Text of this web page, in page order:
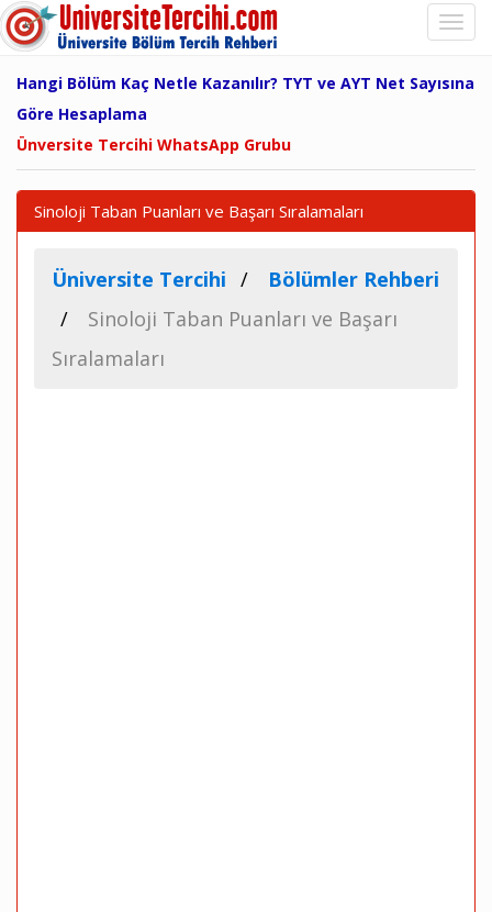
Hangi Bölüm Kaç Netle Kazanılır? TYT ve AYT Net Sayısına
Göre Hesaplama
Ünversite Tercihi WhatsApp Grubu
Sinoloji Taban Puanları ve Başarı Sıralamaları
Üniversite Tercihi
Bölümler Rehberi
Sinoloji Taban Puanları ve Başarı
Sıralamaları